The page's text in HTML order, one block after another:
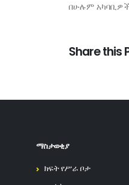
በሁሉም
Share this
ማስታወቂያ
ክፍት የሥራ ቦታ